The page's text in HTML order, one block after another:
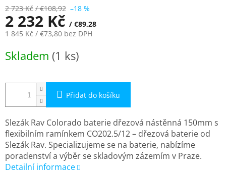
2 723 Kč / €108,92 –18 %
2 232 Kč / €89,28
1 845 Kč / €73,80 bez DPH
cena:
Skladem (1 ks)
Přidat do košíku
Slezák Rav Colorado baterie dřezová nástěnná 150mm s
flexibilním ramínkem CO202.5/12 – dřezová baterie od
Slezák Rav. Specializujeme se na baterie, nabízíme
poradenství a výběr se skladovým zázemím v Praze.
Detailní informace